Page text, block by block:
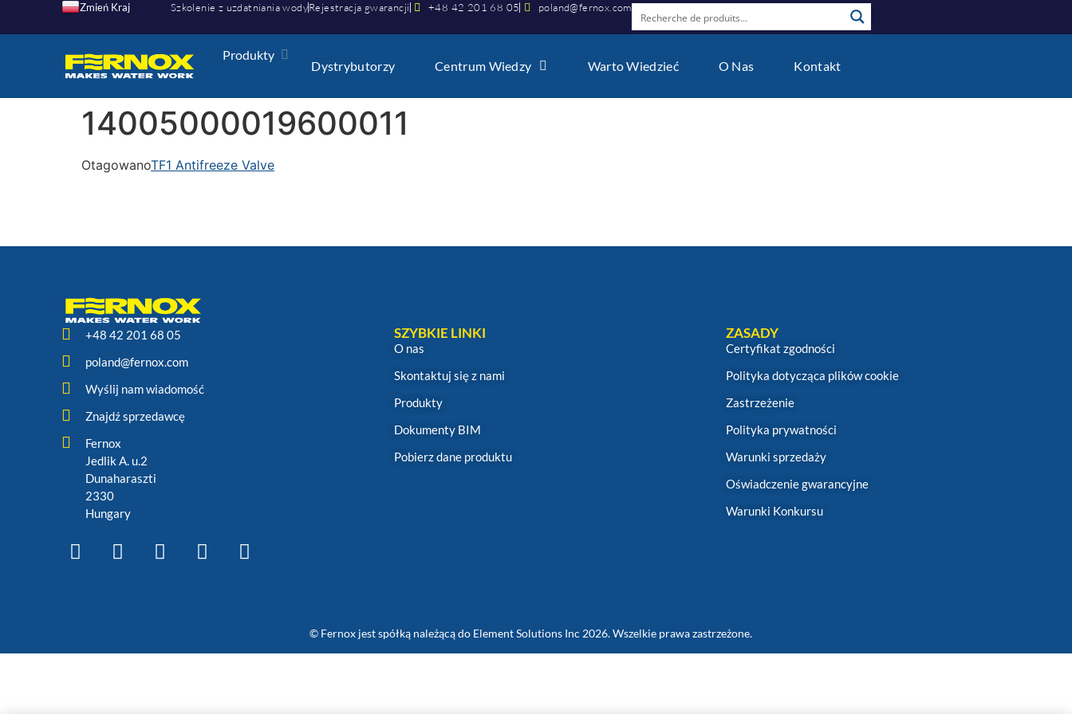
Zmień Kraj Szkolenie z uzdatniania wodyRejestracja gwarancji +48 42 201 68 05 poland@fernox.com
Produkty
Dystrybutorzy Centrum Wiedzy Warto Wiedzieć O Nas Kontakt
14005000019600011
OtagowanoTF1 Antifreeze Valve
+48 42 201 68 05
poland@fernox.com
Wyślij nam wiadomość
Znajdź sprzedawcę
Fernox
Jedlik A. u.2
Dunaharaszti
2330
Hungary
SZYBKIE LINKI
O nas
Skontaktuj się z nami
Produkty
Dokumenty BIM
Pobierz dane produktu
ZASADY
Certyfikat zgodności
Polityka dotycząca plików cookie
Zastrzeżenie
Polityka prywatności
Warunki sprzedaży
Oświadczenie gwarancyjne
Warunki Konkursu
© Fernox jest spółką należącą do Element Solutions Inc 2026. Wszelkie prawa zastrzeżone.